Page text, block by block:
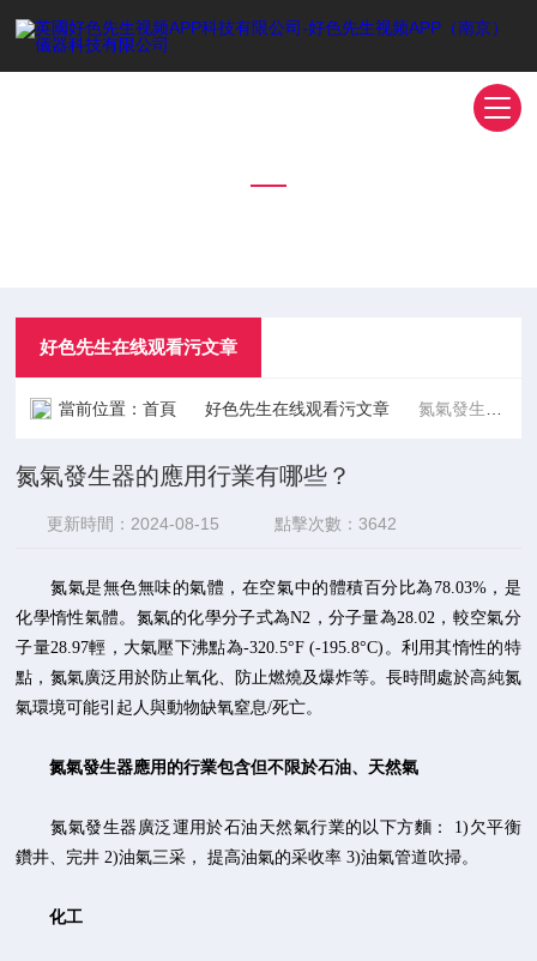
好色先生在线观看污文章
當前位置：首頁 好色先生在线观看污文章 氮氣發生器的應用行業有哪些？
氮氣發生器的應用行業有哪些？
更新時間：2024-08-15 點擊次數：3642
氮氣是無色無味的氣體，在空氣中的體積百分比為78.03%，是
化學惰性氣體。氮氣的化學分子式為N2，分子量為28.02，較空氣分
子量28.97輕，大氣壓下沸點為-320.5°F (-195.8°C)。利用其惰性的特
點，氮氣廣泛用於防止氧化、防止燃燒及爆炸等。長時間處於高純氮
氣環境可能引起人與動物缺氧窒息/死亡。
氮氣發生器應用的行業包含但不限於石油、天然氣
氮氣發生器廣泛運用於石油天然氣行業的以下方麵： 1)欠平衡
鑽井、完井 2)油氣三采， 提高油氣的采收率 3)油氣管道吹掃。
化工